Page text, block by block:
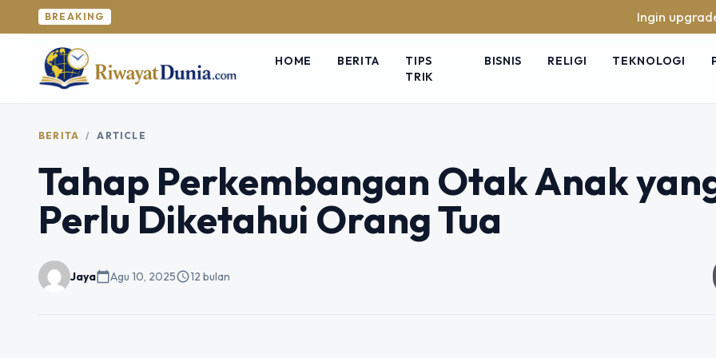
BREAKING Ingin upgrade skill
HOME BERITA
TIPS
TRIK
BISNIS RELIGI TEKNOLOGI
BERITA / ARTICLE
Tahap Perkembangan Otak Anak
Perlu Diketahui Orang Tua
Jayacalendar_todayAgu 10, 2025schedule12 bulan